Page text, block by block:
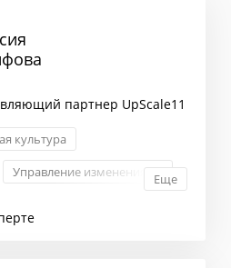
партнер UpScale11
культура
Управление изменениямиЕще